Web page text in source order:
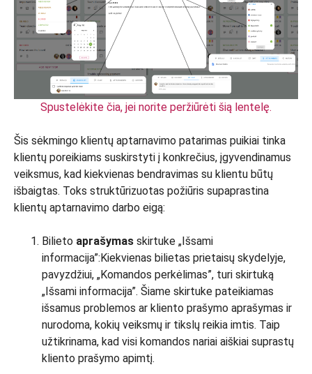
Spustelėkite čia, jei norite peržiūrėti šią lentelę.
Šis sėkmingo klientų aptarnavimo patarimas puikiai tinka
klientų poreikiams suskirstyti į konkrečius, įgyvendinamus
veiksmus, kad kiekvienas bendravimas su klientu būtų
išbaigtas. Toks struktūrizuotas požiūris supaprastina
klientų aptarnavimo darbo eigą:
Bilieto aprašymas skirtuke „Išsami
informacija”:Kiekvienas bilietas prietaisų skydelyje,
pavyzdžiui, „Komandos perkėlimas”, turi skirtuką
„Išsami informacija”. Šiame skirtuke pateikiamas
išsamus problemos ar kliento prašymo aprašymas ir
nurodoma, kokių veiksmų ir tikslų reikia imtis. Taip
užtikrinama, kad visi komandos nariai aiškiai suprastų
kliento prašymo apimtį.